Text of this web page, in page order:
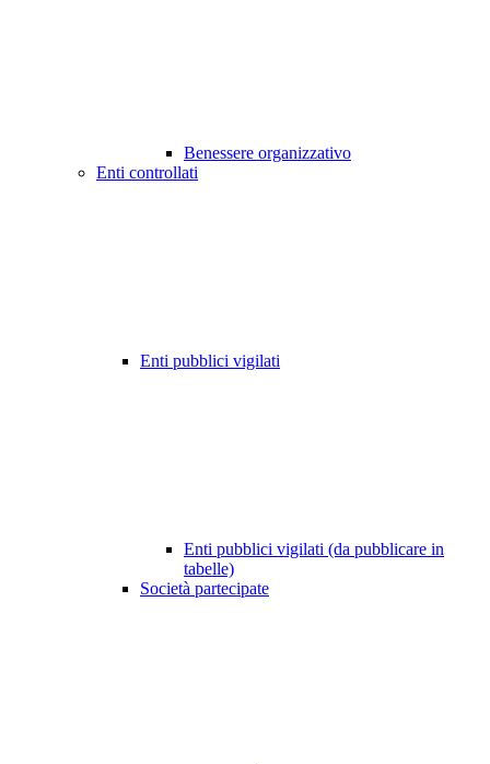
Benessere organizzativo
Enti controllati
Enti pubblici vigilati
Enti pubblici vigilati (da pubblicare in
tabelle)
Società partecipate